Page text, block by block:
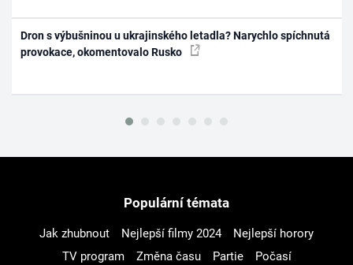
Dron s výbušninou u ukrajinského letadla? Narychlo spíchnutá
provokace, okomentovalo Rusko
Populární témata
Jak zhubnout Nejlepší filmy 2024
Nejlepší horory
TV program
Změna času Partie
Počasí